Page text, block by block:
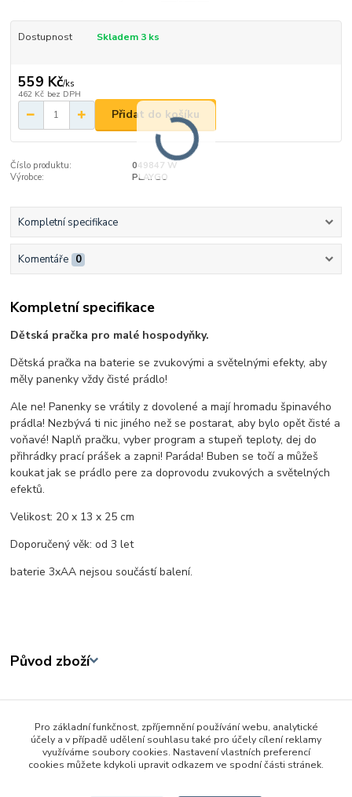
Dostupnost Skladem 3 ks
559 Kč/ks
462 Kč bez DPH
Přidat do košíku
Číslo produktu:
049847 W
Výrobce:
PLAYGO
Kompletní specifikace
Komentáře 0
Kompletní specifikace
Dětská pračka pro malé hospodyňky.
Dětská pračka na baterie se zvukovými a světelnými efekty, aby
měly panenky vždy čisté prádlo!
Ale ne! Panenky se vrátily z dovolené a mají hromadu špinavého
prádla! Nezbývá ti nic jiného než se postarat, aby bylo opět čisté a
voňavé! Naplň pračku, vyber program a stupeň teploty, dej do
přihrádky prací prášek a zapni! Paráda! Buben se točí a můžeš
koukat jak se prádlo pere za doprovodu zvukových a světelných
efektů.
Velikost: 20 x 13 x 25 cm
Doporučený věk: od 3 let
baterie 3xAA nejsou součástí balení.
Původ zboží
Zboží zařazeno v kategoriích
3 - 6 let
Pro holky
Pro základní funkčnost, zpříjemnění používání webu, analytické
účely a v případě udělení souhlasu také pro účely cílení reklamy
využíváme soubory cookies. Nastavení vlastních preferencí
cookies můžete kdykoli upravit odkazem ve spodní části stránek.